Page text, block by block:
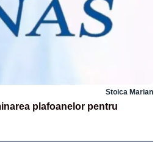
Stoica Marian
plafoanelor pentru